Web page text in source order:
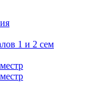
1 и 2 сем